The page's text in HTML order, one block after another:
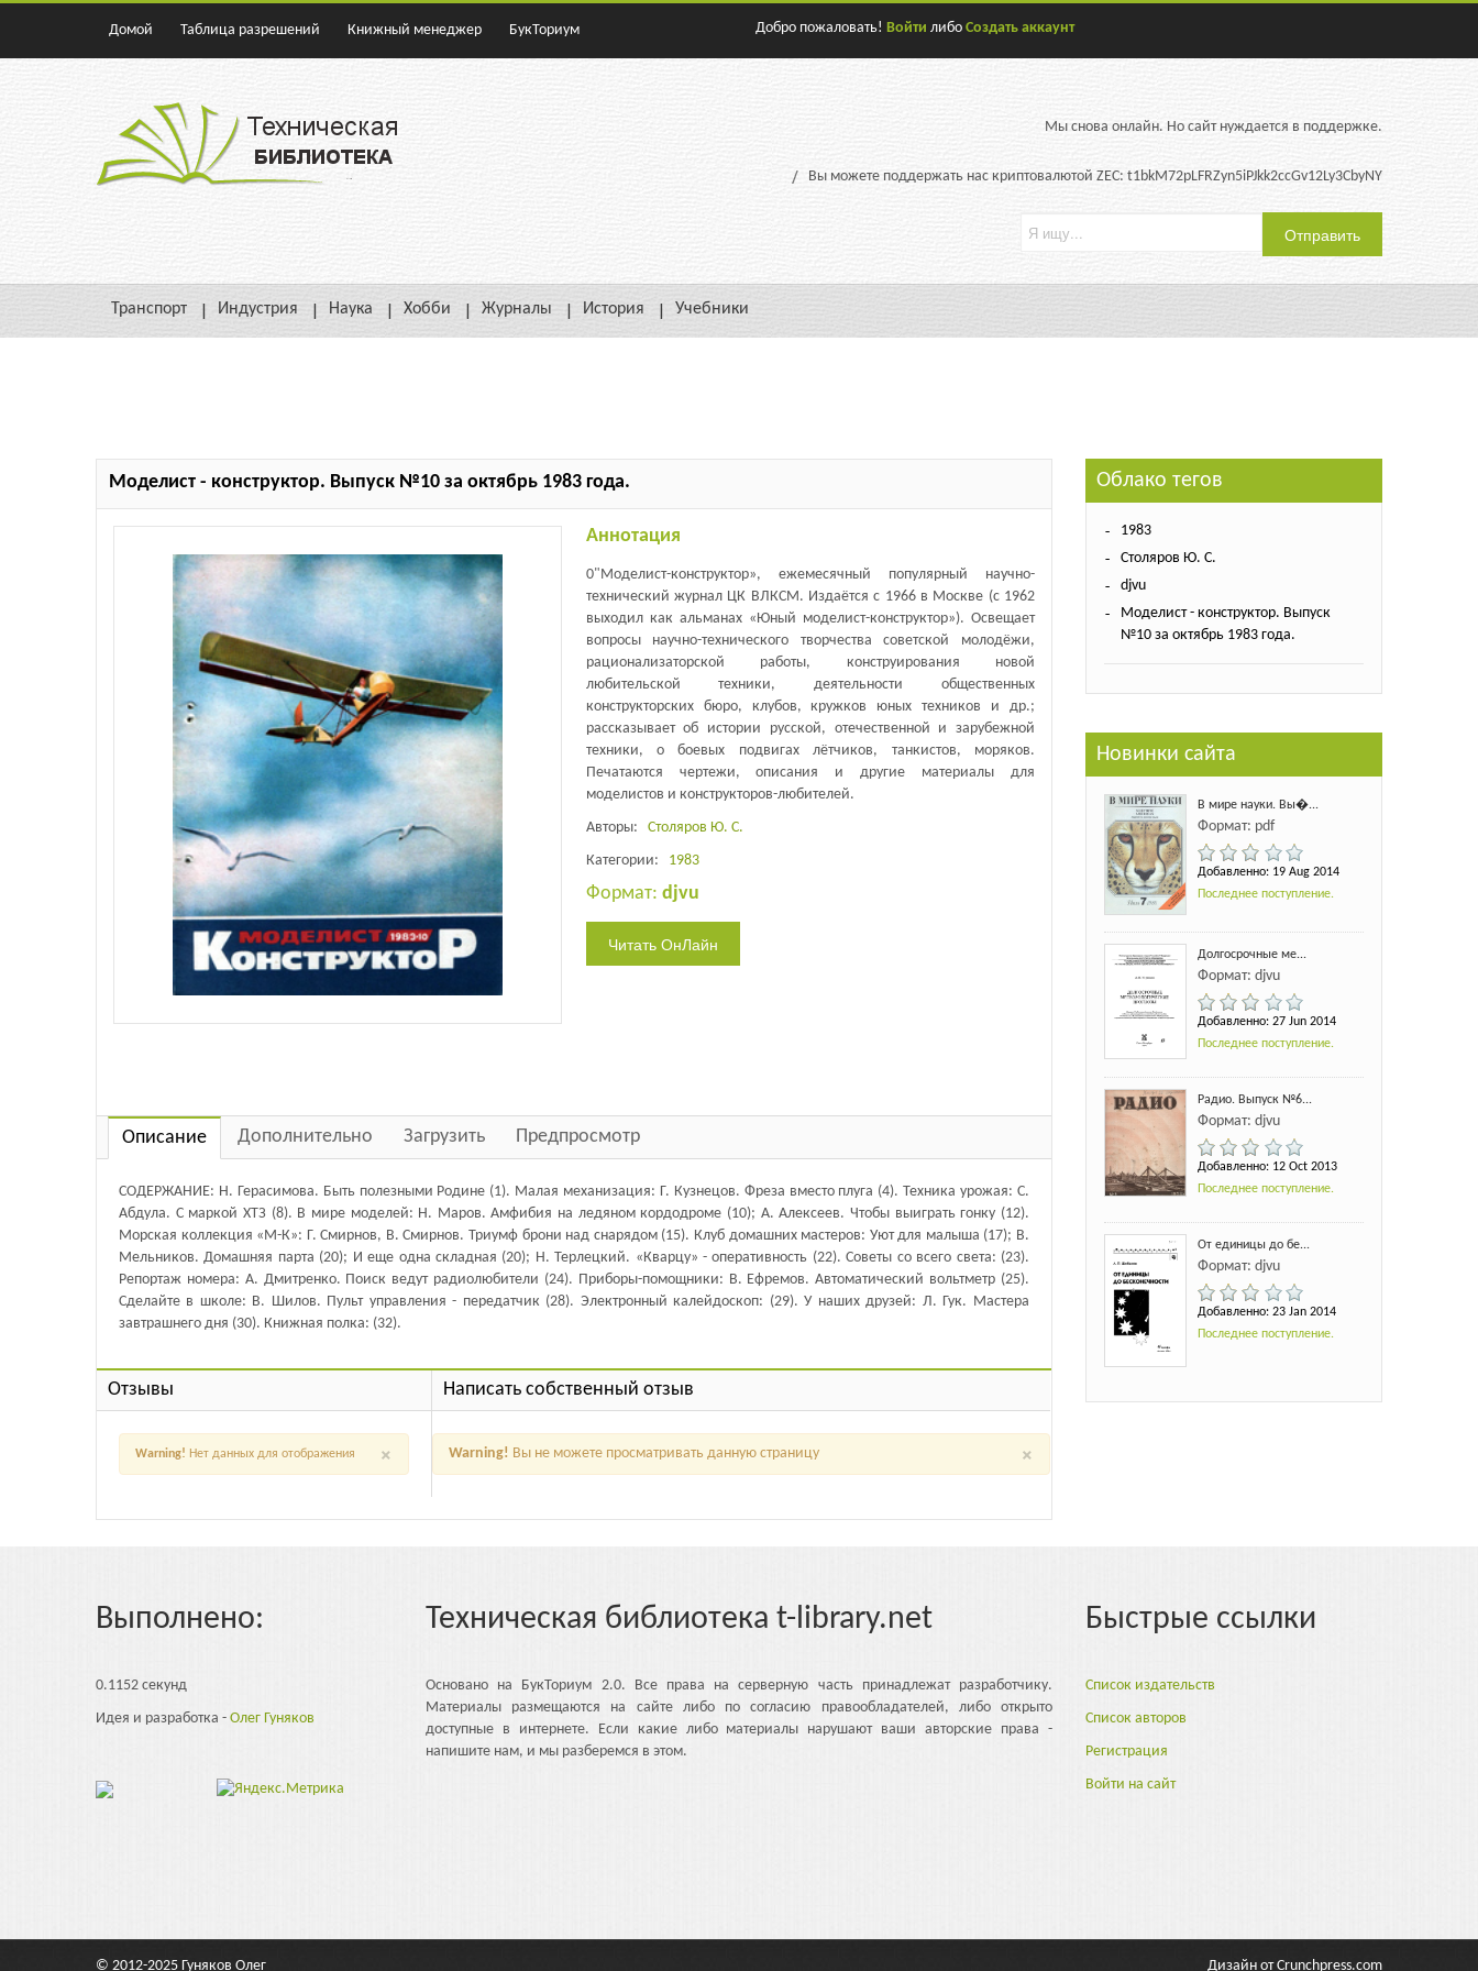
Домой Таблица разрешений Книжный менеджер БукТориум Добро пожаловать! Войти либо Создать аккаунт
Мы снова онлайн. Но сайт нуждается в поддержке.
Вы можете поддержать нас криптовалютой ZEC: t1bkM72pLFRZyn5iPJkk2ccGv12Ly3CbyNY
Транспорт Индустрия Наука Хобби Журналы История Учебники
Моделист - конструктор. Выпуск №10 за октябрь 1983 года.
Аннотация
0"Моделист-конструктор», ежемесячный популярный научно-
технический журнал ЦК ВЛКСМ. Издаётся с 1966 в Москве (с 1962
выходил как альманах «Юный моделист-конструктор»). Освещает
вопросы научно-технического творчества советской молодёжи,
рационализаторской работы, конструирования новой
любительской техники, деятельности общественных
конструкторских бюро, клубов, кружков юных техников и др.;
рассказывает об истории русской, отечественной и зарубежной
техники, о боевых подвигах лётчиков, танкистов, моряков.
Печатаются чертежи, описания и другие материалы для
моделистов и конструкторов-любителей.
Авторы: Столяров Ю. С.
Категории: 1983
Формат: djvu
Описание Дополнительно Загрузить Предпросмотр
СОДЕРЖАНИЕ: Н. Герасимова. Быть полезными Родине (1). Малая механизация: Г. Кузнецов. Фреза вместо плуга (4). Техника урожая: С.
Абдула. С маркой ХТЗ (8). В мире моделей: Н. Маров. Амфибия на ледяном кордодроме (10); А. Алексеев. Чтобы выиграть гонку (12).
Морская коллекция «М-К»: Г. Смирнов, В. Смирнов. Триумф брони над снарядом (15). Клуб домашних мастеров: Уют для малыша (17); В.
Мельников. Домашняя парта (20); И еще одна складная (20); Н. Терлецкий. «Кварцу» - оперативность (22). Советы со всего света: (23).
Репортаж номера: А. Дмитренко. Поиск ведут радиолюбители (24). Приборы-помощники: В. Ефремов. Автоматический вольтметр (25).
Сделайте в школе: В. Шилов. Пульт управления - передатчик (28). Электронный калейдоскоп: (29). У наших друзей: Л. Гук. Мастера
завтрашнего дня (30). Книжная полка: (32).
Отзывы
×
Warning! Нет данных для отображения
Написать собственный отзыв
×
Warning! Вы не можете просматривать данную страницу
Облако тегов
1983
Столяров Ю. С.
djvu
Моделист - конструктор. Выпуск
№10 за октябрь 1983 года.
Новинки сайта
В мире науки. Вы�...
Формат: pdf
Добавленно: 19 Aug 2014
Последнее поступление.
Долгосрочные ме...
Формат: djvu
Добавленно: 27 Jun 2014
Последнее поступление.
Радио. Выпуск №6...
Формат: djvu
Добавленно: 12 Oct 2013
Последнее поступление.
От единицы до бе...
Формат: djvu
Добавленно: 23 Jan 2014
Последнее поступление.
Выполнено:
0.1152 секунд
Идея и разработка - Олег Гуняков
Техническая библиотека t-library.net
Основано на БукТориум 2.0. Все права на серверную часть принадлежат разработчику.
Материалы размещаются на сайте либо по согласию правообладателей, либо открыто
доступные в интернете. Если какие либо материалы нарушают ваши авторские права -
напишите нам, и мы разберемся в этом.
Быстрые ссылки
Список издательств
Список авторов
Регистрация
Войти на сайт
© 2012-2025 Гуняков Олег Дизайн отCrunchpress.com